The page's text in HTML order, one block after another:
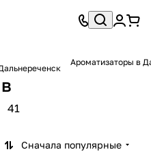
Ароматизаторы в
41
Сначала популярные